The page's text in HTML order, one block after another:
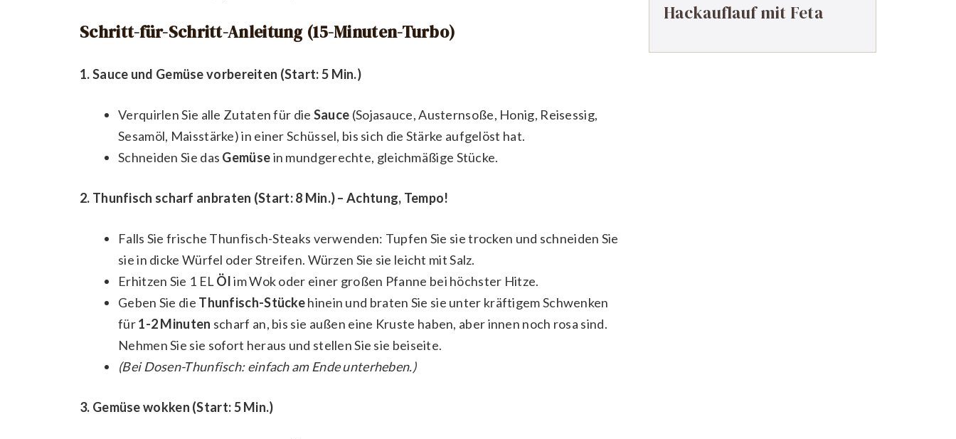
Schritt-für-Schritt-Anleitung (15-Minuten-Turbo)
1. Sauce und Gemüse vorbereiten (Start: 5 Min.)
Verquirlen Sie alle Zutaten für die Sauce (Sojasauce, Austernsoße, Honig, Reisessig,
Sesamöl, Maisstärke) in einer Schüssel, bis sich die Stärke aufgelöst hat.
Schneiden Sie das Gemüsein mundgerechte, gleichmäßige Stücke.
2. Thunfisch scharf anbraten (Start: 8 Min.) – Achtung, Tempo!
Falls Sie frische Thunfisch-Steaks verwenden: Tupfen Sie sie trocken und schneiden Sie
sie in dicke Würfel oder Streifen. Würzen Sie sie leicht mit Salz.
Erhitzen Sie 1 EL Ölim Wok oder einer großen Pfanne bei höchster Hitze.
Geben Sie die Thunfisch-Stückehinein und braten Sie sie unter kräftigem Schwenken
für1-2 Minuten scharf an, bis sie außen eine Kruste haben, aber innen noch rosa sind.
Nehmen Sie sie sofort heraus und stellen Sie sie beiseite.
(Bei Dosen-Thunfisch: einfach am Ende unterheben.)
3. Gemüse wokken (Start: 5 Min.)
Hackauflauf mit Feta